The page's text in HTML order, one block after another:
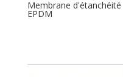
Membrane d'étanchéité
EPDM